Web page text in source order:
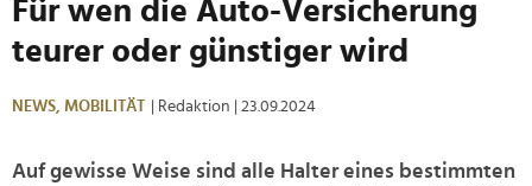
Für wen die Auto-Versicherung
teurer oder günstiger wird
NEWS, MOBILITÄT | Redaktion | 23.09.2024
Auf gewisse Weise sind alle Halter eines bestimmten